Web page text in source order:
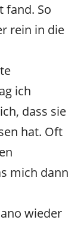
fand. So
rein in die
ich
dass sie
hat. Oft
mich dann
wieder